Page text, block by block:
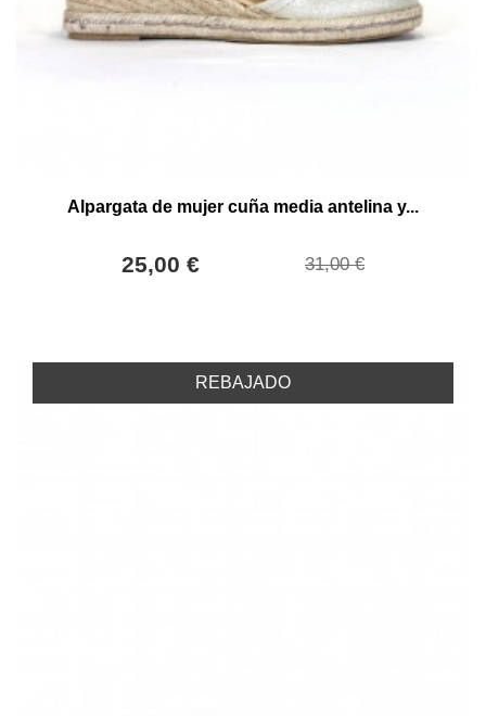
Alpargata de mujer cuña media antelina y...
25,00 € 31,00 €
REBAJADO